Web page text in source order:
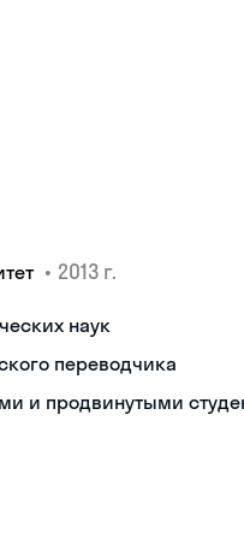
• 2013 г.
наук
переводчика
и продвинутыми